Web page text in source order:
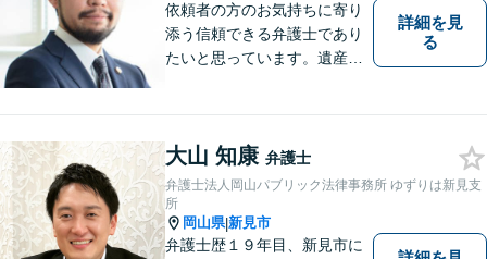
依頼者の方のお気持ちに寄り
添う信頼できる弁護士であり
たいと思っています。遺産分
にご相談ください。
詳細を見
る
大山 知康 弁護士
弁護士法人岡山パブリック法律事務所 ゆずりは新見支
所
岡山県|新見市
弁護士歴１９年目、新見市に